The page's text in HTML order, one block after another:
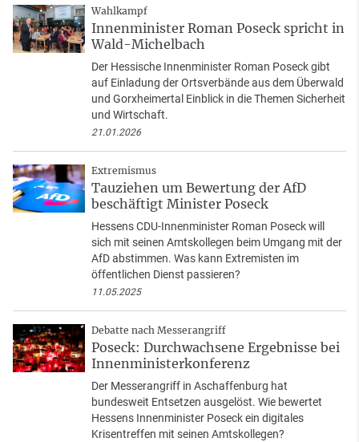
Wahlkampf
Innenminister Roman Poseck spricht in
Wald-Michelbach
Der Hessische Innenminister Roman Poseck gibt
auf Einladung der Ortsverbände aus dem Überwald
und Gorxheimertal Einblick in die Themen Sicherheit
und Wirtschaft.
21.01.2026
Extremismus
Tauziehen um Bewertung der AfD
beschäftigt Minister Poseck
Hessens CDU-Innenminister Roman Poseck will
sich mit seinen Amtskollegen beim Umgang mit der
AfD abstimmen. Was kann Extremisten im
öffentlichen Dienst passieren?
11.05.2025
Debatte nach Messerangriff
Poseck: Durchwachsene Ergebnisse bei
Innenministerkonferenz
Der Messerangriff in Aschaffenburg hat
bundesweit Entsetzen ausgelöst. Wie bewertet
Hessens Innenminister Poseck ein digitales
Krisentreffen mit seinen Amtskollegen?